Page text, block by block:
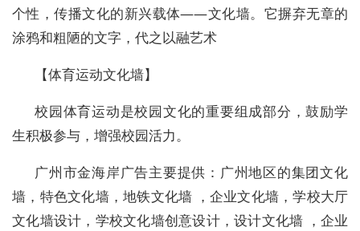
个性，传播文化的新兴载体——文化墙。它摒弃无章的
涂鸦和粗陋的文字，代之以融艺术
【体育运动文化墙】
校园体育运动是校园文化的重要组成部分，鼓励学
生积极参与，增强校园活力。
广州市金海岸广告主要提供：广州地区的集团文化
墙，特色文化墙，地铁文化墙 ，企业文化墙，学校大厅
文化墙设计，学校文化墙创意设计，设计文化墙 ，企业